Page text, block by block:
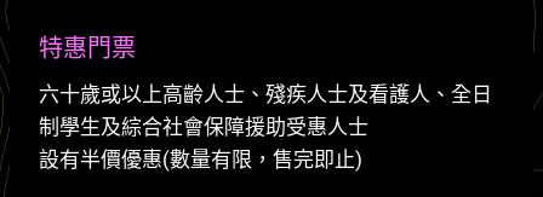
特惠門票
六十歲或以上高齡人士、殘疾人士及看護人、全日
制學生及綜合社會保障援助受惠人士
設有半價優惠(數量有限，售完即止)